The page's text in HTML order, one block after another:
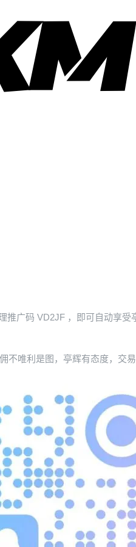
推广码 VD2JF ，即可自动享受
不唯利是图，亭辉有态度，交